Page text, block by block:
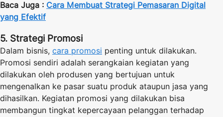
Baca Juga : Cara Membuat Strategi Pemasaran Digital
yang Efektif
5. Strategi Promosi
Dalam bisnis, cara promosi penting untuk dilakukan.
Promosi sendiri adalah serangkaian kegiatan yang
dilakukan oleh produsen yang bertujuan untuk
mengenalkan ke pasar suatu produk ataupun jasa yang
dihasilkan. Kegiatan promosi yang dilakukan bisa
membangun tingkat kepercayaan pelanggan terhadap